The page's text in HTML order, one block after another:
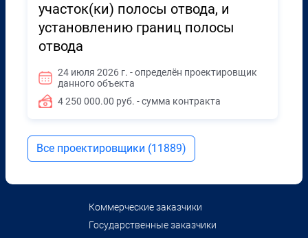
участок(ки) полосы отвода, и
установлению границ полосы
отвода
24 июля 2026 г. - определён проектировщик
данного объекта
4 250 000.00 руб. - сумма контракта
Все проектировщики (11889)
Коммерческие заказчики
Государственные заказчики